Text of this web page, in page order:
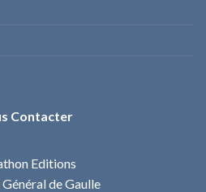
Contacter
Editions
de Gaulle